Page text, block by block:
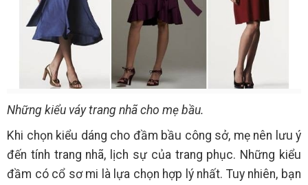
Những kiểu váy trang nhã cho mẹ bầu.
Khi chọn kiểu dáng cho đầm bầu công sở, mẹ nên lưu ý
đến tính trang nhã, lịch sự của trang phục. Những kiểu
đầm có cổ sơ mi là lựa chọn hợp lý nhất. Tuy nhiên, bạn